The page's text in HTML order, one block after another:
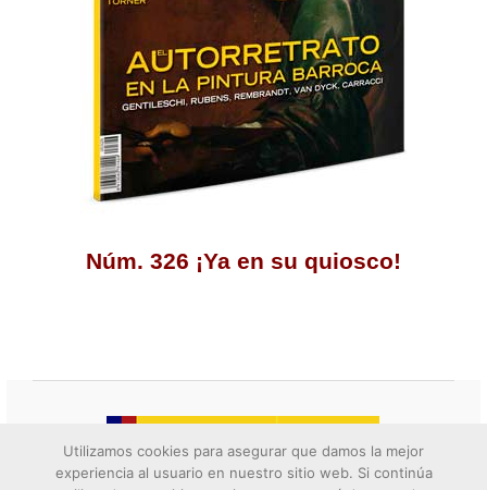
Núm. 326 ¡Ya en su quiosco!
Utilizamos cookies para asegurar que damos la mejor
experiencia al usuario en nuestro sitio web. Si continúa